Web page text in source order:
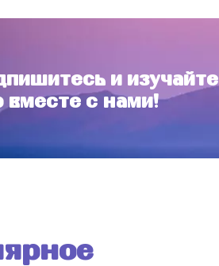
и изучайте
вместе с нами!